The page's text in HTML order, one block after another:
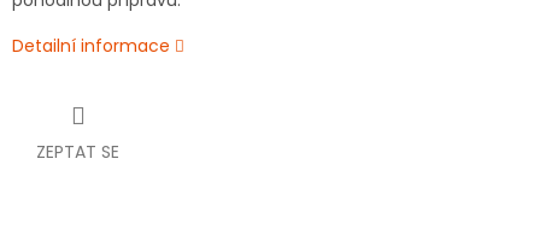
Detailní informace
ZEPTAT SE